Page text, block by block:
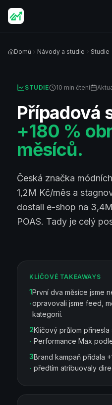
Domů Návody a studie Studie
STUDIE 10 min čtení
Případová
+180 %
měsíců.
Česká značka
1,2M Kč/měs a
dostali e-shop na
POAS. Tady je celý
KLÍČOVÉ TAKEAWAYS
1
.
První dva měsíce jsme
opravovali jsme feed,
kategorií.
2
.
Klíčový průlom přinesla
Performance Max
3
.
Brand kampaň přidala
předtím atribuovaly